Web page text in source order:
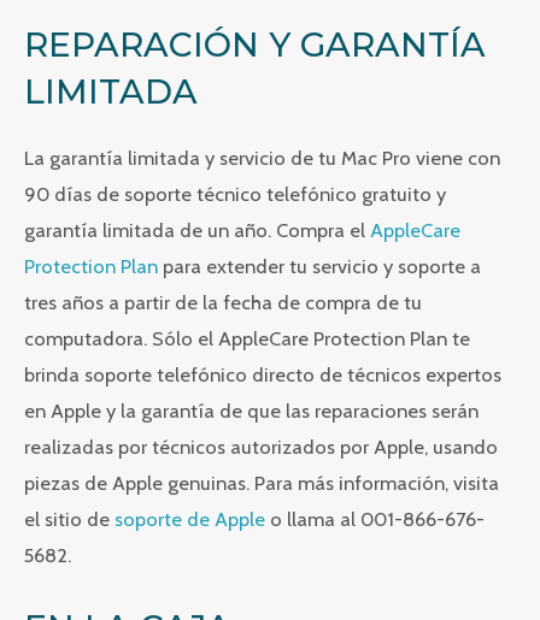
REPARACIÓN Y GARANTÍA
LIMITADA
La garantía limitada y servicio de tu Mac Pro viene con
90 días de soporte técnico telefónico gratuito y
garantía limitada de un año. Compra el AppleCare
Protection Plan para extender tu servicio y soporte a
tres años a partir de la fecha de compra de tu
computadora. Sólo el AppleCare Protection Plan te
brinda soporte telefónico directo de técnicos expertos
en Apple y la garantía de que las reparaciones serán
realizadas por técnicos autorizados por Apple, usando
piezas de Apple genuinas. Para más información, visita
el sitio de soporte de Apple o llama al 001-866-676-
5682.